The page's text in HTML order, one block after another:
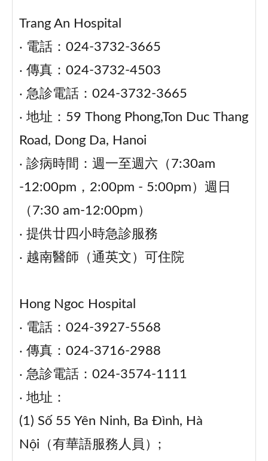
Trang An Hospital
‧ 電話：024-3732-3665
‧ 傳真：024-3732-4503
‧ 急診電話：024-3732-3665
‧ 地址：59 Thong Phong,Ton Duc Thang
Road, Dong Da, Hanoi
‧ 診病時間：週一至週六（7:30am
-12:00pm，2:00pm - 5:00pm）週日
（7:30 am-12:00pm）
‧ 提供廿四小時急診服務
‧ 越南醫師（通英文）可住院
Hong Ngoc Hospital
‧ 電話：024-3927-5568
‧ 傳真：024-3716-2988
‧ 急診電話：024-3574-1111
‧ 地址：
(1) Số 55 Yên Ninh, Ba Đình, Hà
Nội（有華語服務人員）;